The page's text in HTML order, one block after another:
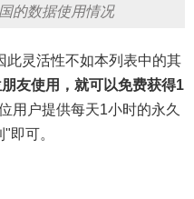
的数据使用情况
此灵活性不如本列表中的其
友使用，就可以免费获得1
用户提供每天1小时的永久
即可。